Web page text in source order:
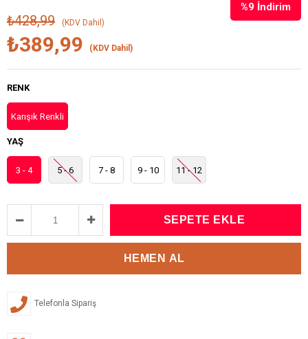
%9 İndirim
₺428,99 (KDV Dahil)
₺389,99 (KDV Dahil)
RENK
Karışık Renkli
YAŞ
3 - 4 5 - 6 7 - 8 9 - 10 11 - 12
Telefonla Sipariş